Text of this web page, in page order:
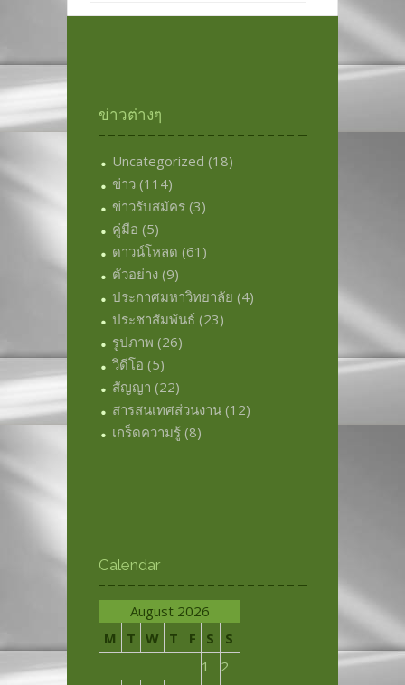
ข่าวต่างๆ
Uncategorized (18)
ข่าว (114)
ข่าวรับสมัคร (3)
คู่มือ (5)
ดาวน์โหลด (61)
ตัวอย่าง (9)
ประกาศมหาวิทยาลัย (4)
ประชาสัมพันธ์ (23)
รูปภาพ (26)
วิดีโอ (5)
สัญญา (22)
สารสนเทศส่วนงาน (12)
เกร็ดความรู้ (8)
Calendar
August 2026
M
T W T F S
S
1
2